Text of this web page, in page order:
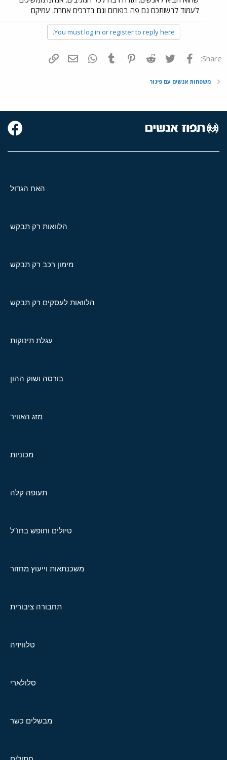
לעמוד לרשותכם גם פה בפורום וגם בדרכים אחרת. עמיקם
You must log in or register to reply here.
Share: פייסבוק Twitter
Reddit
Pinterest
Tumblr
WhatsAppדואר אלקטרוני
משפחות אנשים עם פיגור
האח הגדול
הלוואות רק תבקש
מימון רכב רק תבקש
הלוואות לעסקים רק תבקש
עגלת תינוקות
בורסה ושוק ההון
מזג האוויר
מכוניות
תעופה קלה
טיולים וחופש בחו"ל
משכנתאות וייעוץ מחזור
תחבורה ציבורית
טלוויזיה
סלולארי
מבשלים כשר